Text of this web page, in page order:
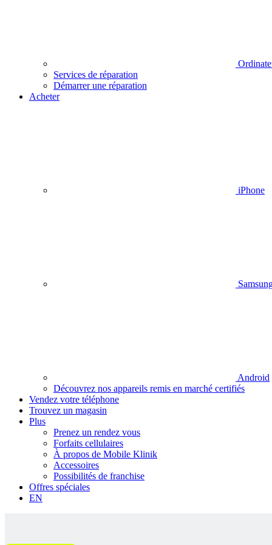
Services de réparation
Démarrer une réparation
Acheter
iPhone
Android
Découvrez nos appareils remis en marché certifiés
Vendez votre téléphone
Trouvez un magasin
Plus
Prenez un rendez vous
Forfaits cellulaires
À propos de Mobile Klinik
Accessoires
Possibilités de franchise
Offres spéciales
EN